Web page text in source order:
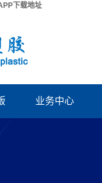
下载地址
业务中心